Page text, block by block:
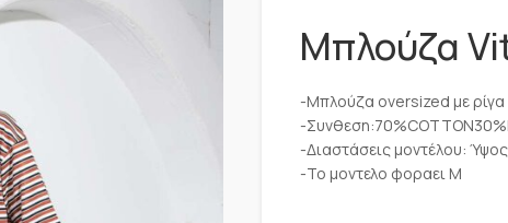
Μπλούζα
-Μπλούζα oversized με ρίγα
-
-Διαστάσεις μοντέλου:
-Το μοντελο φοραει M